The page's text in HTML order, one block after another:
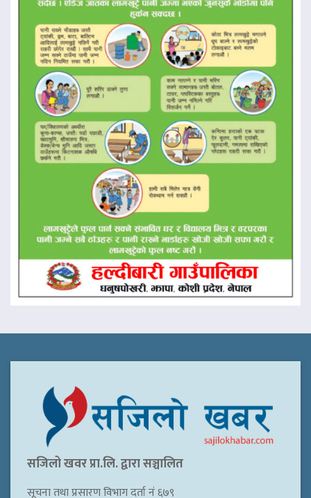
सजिलो खवर प्रा.लि. द्वारा सञ्चालित
सूचना तथा प्रसारण विभाग दर्ता नं ६७९